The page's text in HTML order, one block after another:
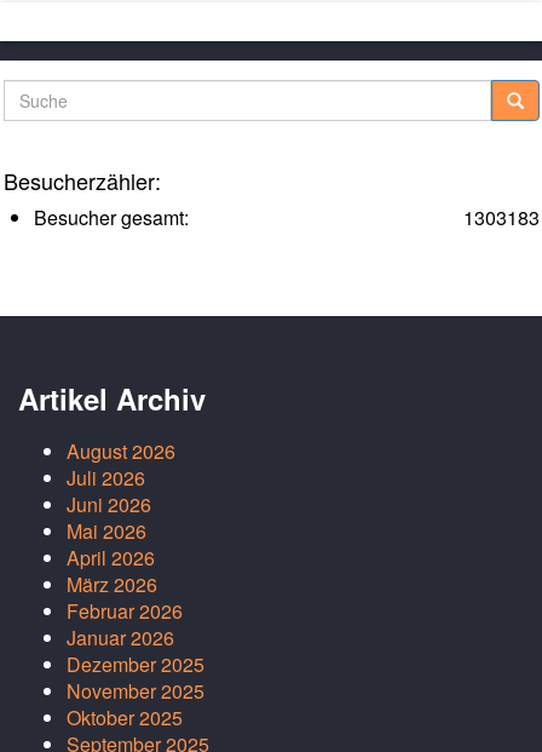
Suche
Besucherzähler:
1303183
Besucher gesamt:
Artikel Archiv
August 2026
Juli 2026
Juni 2026
Mai 2026
April 2026
März 2026
Februar 2026
Januar 2026
Dezember 2025
November 2025
Oktober 2025
September 2025